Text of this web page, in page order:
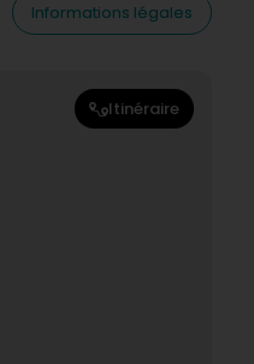
Informations légales
Itinéraire